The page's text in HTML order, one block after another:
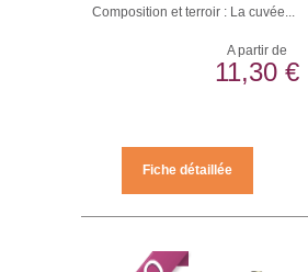
Composition et terroir : La cuvée...
A partir de
11,30 €
Fiche détaillée